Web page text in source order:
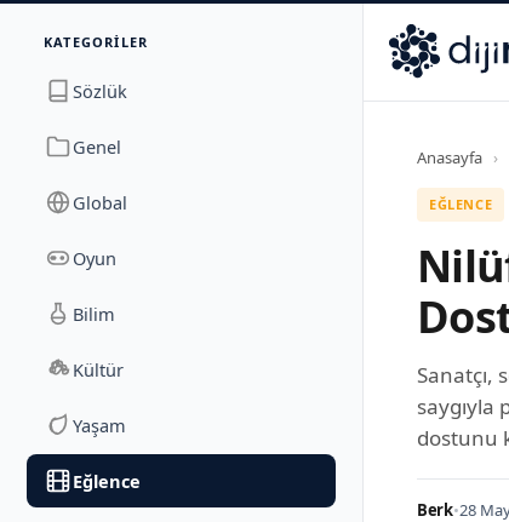
KATEGORILER
Sözlük
Genel
Global
Oyun
Bilim
Kültür
Yaşam
Eğlence
İletişim
Dijinika Avrasya Cad. Sitesi B Blok No: 17/2A,
Anasayfa ›
EĞLENCE
Sanatçı,
saygıyla
dostunu
Berk•28